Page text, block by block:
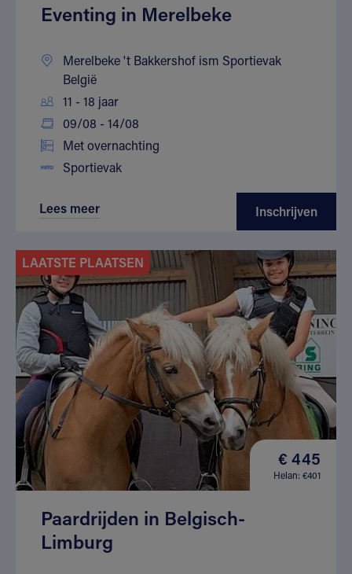
Eventing in Merelbeke
Merelbeke 't Bakkershof ism Sportievak
België
11 - 18 jaar
09/08 - 14/08
Met overnachting
Sportievak
Lees meer Inschrijven
LAATSTE PLAATSEN
€ 445
Helan: €401
Paardrijden in Belgisch-
Limburg